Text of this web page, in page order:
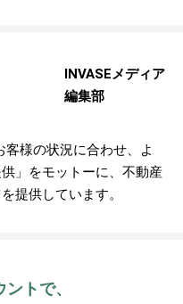
INVASEメディア
編集部
客様の状況に合わせ、よ
」をモットーに、不動産
提供しています。
トで、